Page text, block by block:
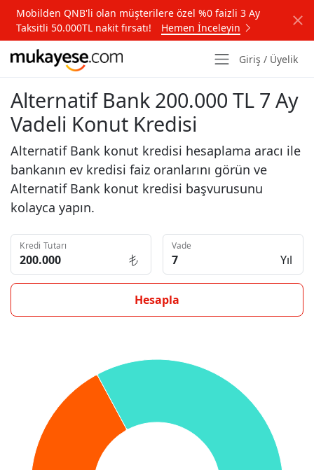
Mobilden QNB'li olan müşterilere özel %0 faizli 3 Ay
Taksitli 50.000TL nakit fırsatı!
Hemen İnceleyin
Giriş / Üyelik
Alternatif Bank 200.000 TL 7 Ay
Vadeli Konut Kredisi
Alternatif Bank konut kredisi hesaplama aracı ile
bankanın ev kredisi faiz oranlarını görün ve
Alternatif Bank konut kredisi başvurusunu
kolayca yapın.
Kredi Tutarı Vade
Yıl
Hesapla